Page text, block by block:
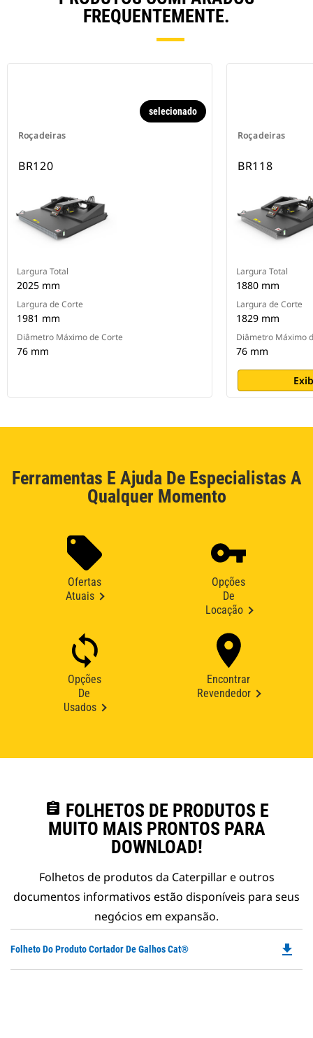
FREQUENTEMENTE.
Roçadeiras
selecionado
BR120
Largura Total
2025 mm
Largura de Corte
1981 mm
Diâmetro Máximo de Corte
76 mm
Roçadeiras
BR118
Largura Total
1880 mm
Largura de Corte
1829 mm
Diâmetro Máximo
76 mm
Ferramentas E Ajuda De Especialistas A
Qualquer Momento
Ofertas
Atuais
Opções
De
Locação
Opções
De
Usados
Encontrar
Revendedor
assignment FOLHETOS DE PRODUTOS E
MUITO MAIS PRONTOS PARA
DOWNLOAD!
Folhetos de produtos da Caterpillar e outros
documentos informativos estão disponíveis para seus
negócios em expansão.
Folheto Do Produto Cortador De Galhos Cat® file_download